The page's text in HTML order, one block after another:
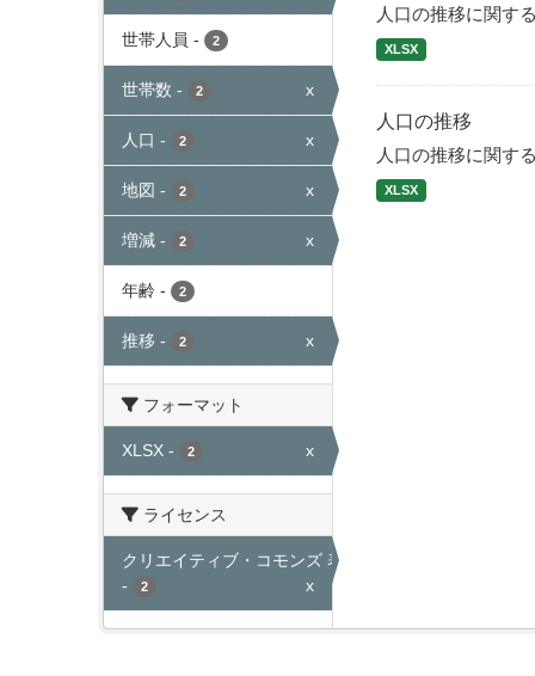
世帯人員 - 2
世帯数 - 2 x
人口 - 2 x
地図 - 2 x
増減 - 2 x
年齢 - 2
推移 - 2 x
フォーマット
XLSX - 2 x
ライセンス
クリエイティブ・コモンズ 表示
-
2 x
人口の推移に関す
XLSX
人口の推移
人口の推移に関す
XLSX